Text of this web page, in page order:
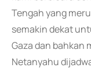
Tengah yang
semakin dekat
Gaza dan bahkan
Netanyahu